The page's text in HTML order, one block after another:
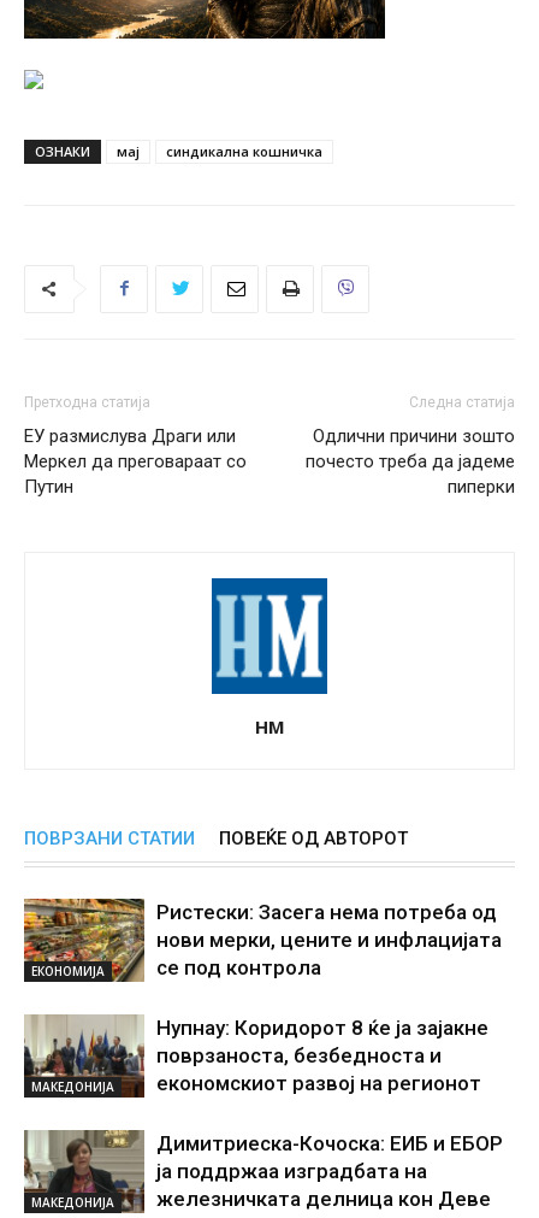
ОЗНАКИ мај синдикална кошничка
Претходна статија
ЕУ размислува Драги или
Меркел да преговараат со
Путин
Следна статија
Одлични причини зошто
почесто треба да јадеме
пиперки
НМ
ПОВРЗАНИ СТАТИИ ПОВЕЌЕ ОД АВТОРОТ
ЕКОНОМИЈА
Ристески: Засега нема потреба од
нови мерки, цените и инфлацијата
се под контрола
МАКЕДОНИЈА
Нупнау: Коридорот 8 ќе ја зајакне
поврзаноста, безбедноста и
економскиот развој на регионот
МАКЕДОНИЈА
Димитриеска-Кочоска: ЕИБ и ЕБОР
ја поддржаа изградбата на
железничката делница кон Деве